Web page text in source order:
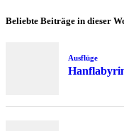
Beliebte Beiträge in dieser
Ausflüge